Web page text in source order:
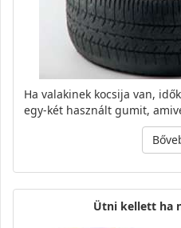
Ha valakinek kocsija van,
egy-két használt gumit,
Ütni kellett ha